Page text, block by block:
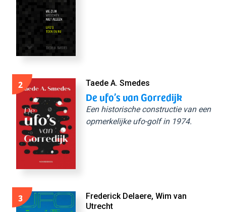
2 Taede A. Smedes
De ufo’s van Gorredijk
Een historische constructie van een
opmerkelijke ufo-golf in 1974.
3
Frederick Delaere, Wim van
Utrecht